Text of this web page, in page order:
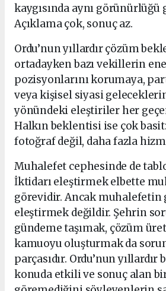
kaygısında aynı
Açıklama çok, sonuç az.
Ordu’nun yıllardır çözüm
ortadayken bazı vekillerin
pozisyonlarını korumaya,
veya kişisel siyasi
yönündeki eleştiriler her
Halkın beklentisi ise çok
fotoğraf değil, daha fazla
Muhalefet cephesinde de
İktidarı eleştirmek elbette
görevidir. Ancak muhalefetin
eleştirmek değildir. Şehrin
gündeme taşımak, çözüm
kamuoyu oluşturmak da
parçasıdır. Ordu’nun
konuda etkili ve sonuç alan